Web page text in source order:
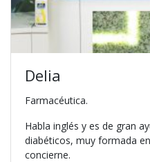
Delia
Farmacéutica.
Habla inglés y es de gran
diabéticos, muy formada
concierne.